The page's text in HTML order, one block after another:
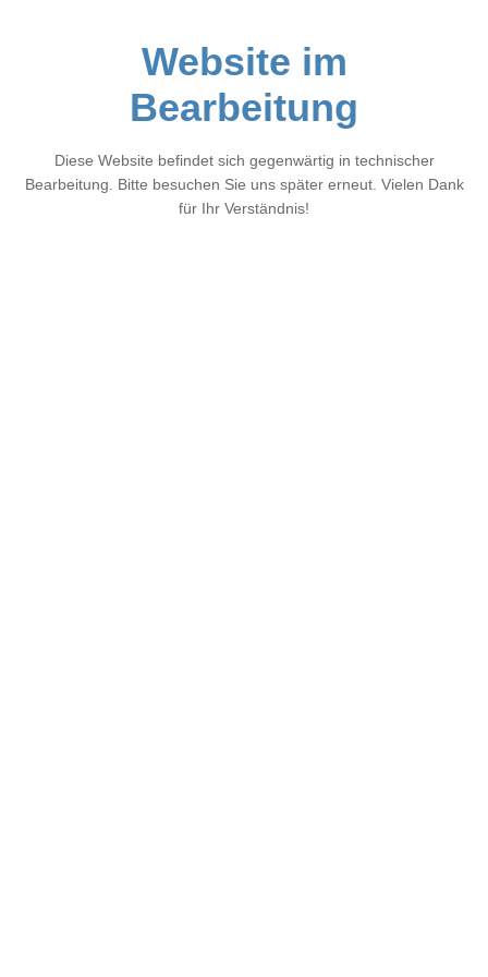
Website im
Bearbeitung
Diese Website befindet sich gegenwärtig in technischer
Bearbeitung. Bitte besuchen Sie uns später erneut. Vielen Dank
für Ihr Verständnis!